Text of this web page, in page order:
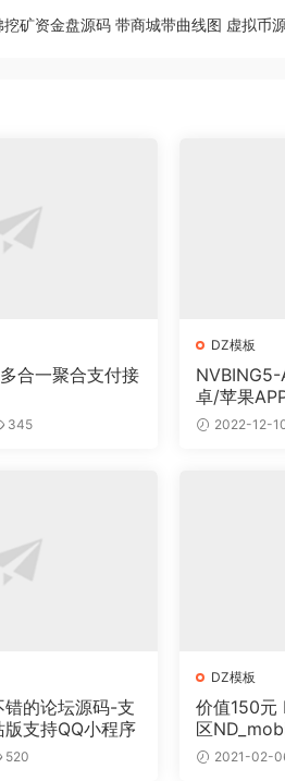
矿资金盘源码 带商城带曲线图 虚拟币
合一聚合支付接
345
DZ模板
NVBING5-
卓/苹果
2022-12-
错的论坛源码-支
支持QQ小程序
520
DZ模板
价值150元
区
授权2021-02-